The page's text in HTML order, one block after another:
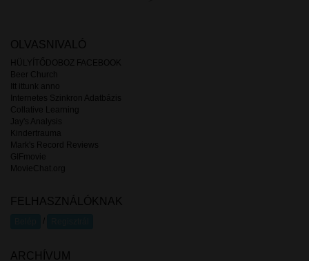
OLVASNIVALÓ
HÜLYÍTŐDOBOZ FACEBOOK
Beer Church
Itt ittunk anno
Internetes Szinkron Adatbázis
Collative Learning
Jay's Analysis
Kindertrauma
Mark's Record Reviews
GIFmovie
MovieChat.org
FELHASZNÁLÓKNAK
ARCHÍVUM